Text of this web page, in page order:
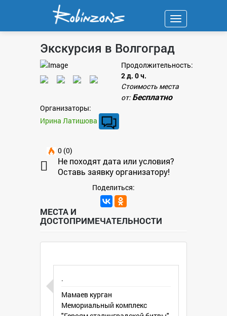
Навигация
Экскурсия в Волгоград
Продолжительность:
2 д. 0 ч.
Стоимость места
от: Бесплатно
Организаторы:
Ирина Латишова
0 (0)
Не походят дата или условия?
Оставь заявку организатору!
Поделиться:
МЕСТА И
ДОСТОПРИМЕЧАТЕЛЬНОСТИ
.
Мамаев курган
Мемориальный комплекс